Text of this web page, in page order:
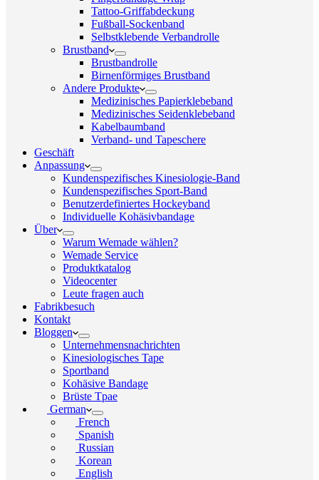
Tattoo-Griffabdeckung
Fußball-Sockenband
Selbstklebende Verbandrolle
Brustband
Brustbandrolle
Birnenförmiges Brustband
Andere Produkte
Medizinisches Papierklebeband
Medizinisches Seidenklebeband
Kabelbaumband
Verband- und Tapeschere
Geschäft
Anpassung
Kundenspezifisches Kinesiologie-Band
Kundenspezifisches Sport-Band
Benutzerdefiniertes Hockeyband
Individuelle Kohäsivbandage
Über
Warum Wemade wählen?
Wemade Service
Produktkatalog
Videocenter
Leute fragen auch
Fabrikbesuch
Kontakt
Bloggen
Unternehmensnachrichten
Kinesiologisches Tape
Sportband
Kohäsive Bandage
Brüste Tpae
German
French
Spanish
Russian
Korean
English